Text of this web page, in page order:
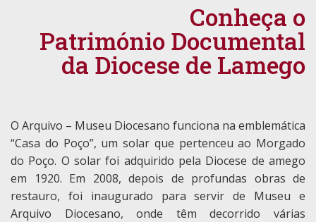
Conheça o
Património Documental
da Diocese de Lamego
O Arquivo – Museu Diocesano funciona na emblemática
“Casa do Poço”, um solar que pertenceu ao Morgado
do Poço. O solar foi adquirido pela Diocese de amego
em 1920. Em 2008, depois de profundas obras de
restauro, foi inaugurado para servir de Museu e
Arquivo Diocesano, onde têm decorrido várias